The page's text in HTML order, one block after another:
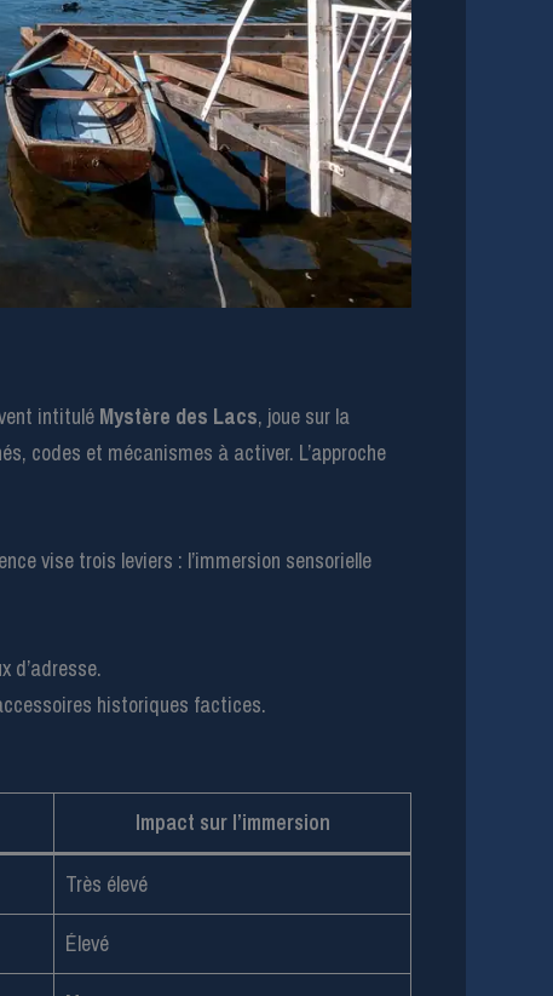
intitulé Mystère des Lacs, joue sur la
codes et mécanismes à activer. L’approche
vise trois leviers : l’immersion sensorielle
d’adresse.
historiques factices.
Impact sur l’immersion
Très élevé
Élevé